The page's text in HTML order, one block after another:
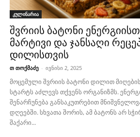
კულინარია
შვრიის ბატონი
მარტივი და ჯანსაღი
დილისთვის
თ თოქმაძე - ივნისი 2, 2025
მოცემული შვრიის ბატონი დილით
სტარტს აძლევს თქვენს ორგანიზმს.
შენარჩუნება განსაკუთრებით
დღეებში. სხვათა შორის, ამ ბატონს არ
შაქარი...